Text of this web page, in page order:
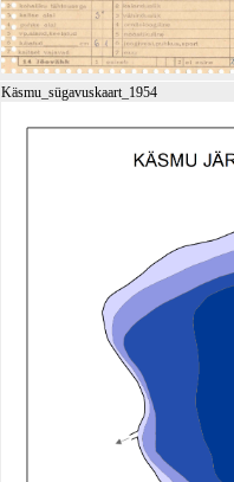
Käsmu_sügavuskaart_1954